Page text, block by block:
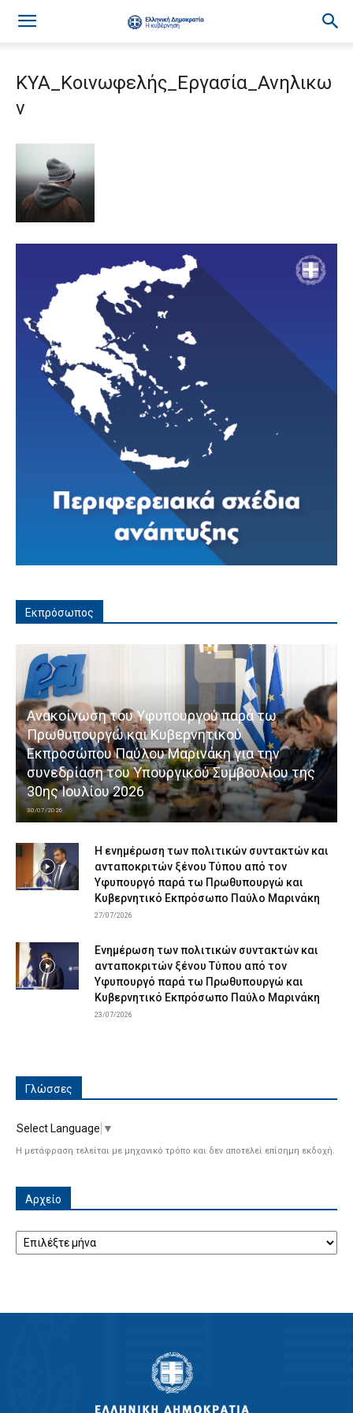
ΚΥΑ_Κοινωφελής_Εργασία_Ανηλικω
ν
Εκπρόσωπος
Ανακοίνωση του Υφυπουργού παρά τω
Πρωθυπουργώ και Κυβερνητικού
Εκπροσώπου Παύλου Μαρινάκη για την
συνεδρίαση του Υπουργικού Συμβουλίου της
30ης Ιουλίου 2026
30/07/2026
Η ενημέρωση των πολιτικών συντακτών και
ανταποκριτών ξένου Τύπου από τον
Υφυπουργό παρά τω Πρωθυπουργώ και
Κυβερνητικό Εκπρόσωπο Παύλο Μαρινάκη
27/07/2026
Ενημέρωση των πολιτικών συντακτών και
ανταποκριτών ξένου Τύπου από τον
Υφυπουργό παρά τω Πρωθυπουργώ και
Κυβερνητικό Εκπρόσωπο Παύλο Μαρινάκη
23/07/2026
Γλώσσες
Select Language ▼
Η μετάφραση τελείται με μηχανικό τρόπο και δεν αποτελεί επίσημη εκδοχή.
Αρχείο
Αρχείο